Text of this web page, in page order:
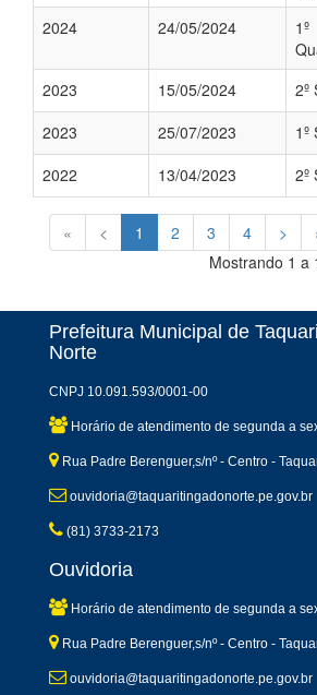
2024 24/05/2024
1º
2023 15/05/2024 2º
2023 25/07/2023 1º
2022 13/04/2023 2º
« < 1 2 3 4 >
Mostrando 1 a
Prefeitura Municipal de
Norte
CNPJ 10.091.593/0001-00
Horário de atendimento de segunda a
Rua Padre Berenguer,s/nº - Centro -
ouvidoria@taquaritingadonorte.pe.gov.br
(81) 3733-2173
Ouvidoria
Horário de atendimento de segunda a
Rua Padre Berenguer,s/nº - Centro -
ouvidoria@taquaritingadonorte.pe.gov.br